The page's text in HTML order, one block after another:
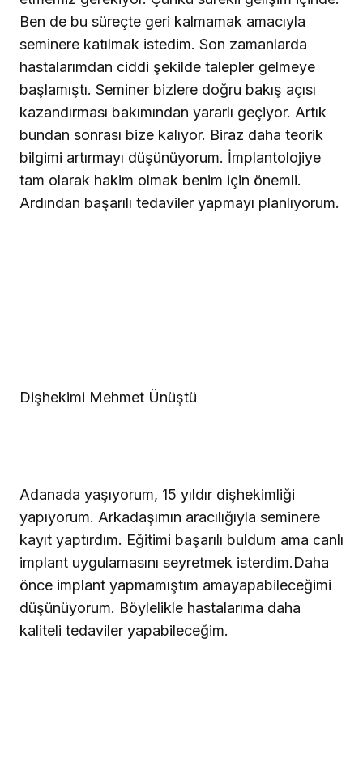
Ben de bu süreçte geri kalmamak amacıyla
seminere katılmak istedim. Son zamanlarda
hastalarımdan ciddi şekilde talepler gelmeye
başlamıştı. Seminer bizlere doğru bakış açısı
kazandırması bakımından yararlı geçiyor. Artık
bundan sonrası bize kalıyor. Biraz daha teorik
bilgimi artırmayı düşünüyorum. İmplantolojiye
tam olarak hakim olmak benim için önemli.
Ardından başarılı tedaviler yapmayı planlıyorum.
Dişhekimi Mehmet Ünüştü
Adanada yaşıyorum, 15 yıldır dişhekimliği
yapıyorum. Arkadaşımın aracılığıyla seminere
kayıt yaptırdım. Eğitimi başarılı buldum ama canlı
implant uygulamasını seyretmek isterdim.Daha
önce implant yapmamıştım amayapabileceğimi
düşünüyorum. Böylelikle hastalarıma daha
kaliteli tedaviler yapabileceğim.